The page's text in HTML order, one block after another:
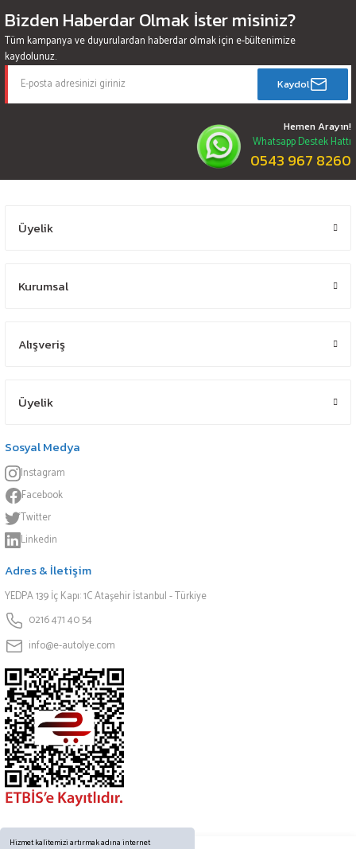
Hizmet kalitemizi artırmak adına internet
Bizden Haberdar Olmak İster misiniz?
Tüm kampanya ve duyurulardan haberdar olmak için e-bültenimize
kaydolunuz.
Kaydol
Hemen Arayın!
Whatsapp Destek Hattı
0543 967 8260
Üyelik
Kurumsal
Alışveriş
Üyelik
Sosyal Medya
Instagram
Facebook
Twitter
Linkedin
Adres & İletişim
YEDPA 139 İç Kapı: 1C Ataşehir İstanbul - Türkiye
0216 471 40 54
info@e-autolye.com